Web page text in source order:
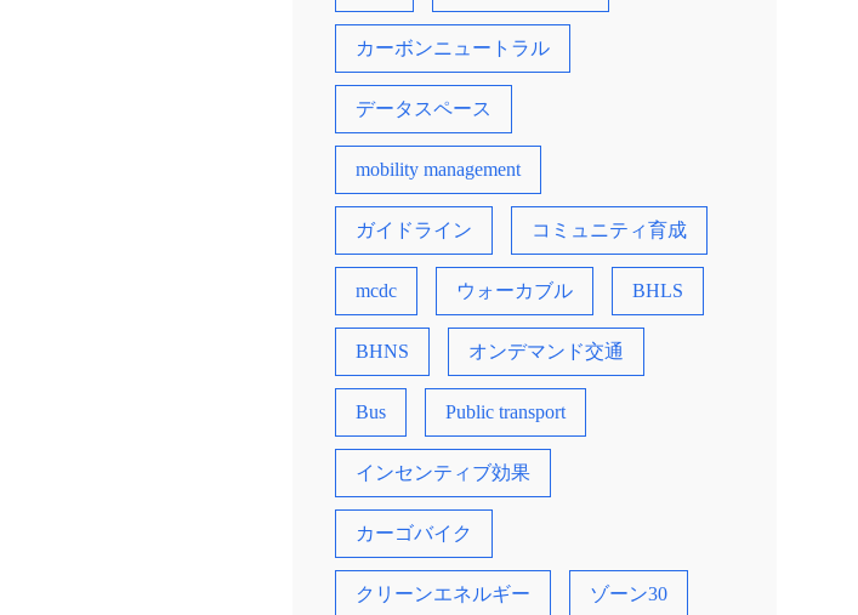
カーボンニュートラル
データスペース
mobility management
ガイドライン コミュニティ育成
mcdc ウォーカブル BHLS
BHNS オンデマンド交通
Bus Public transport
インセンティブ効果
カーゴバイク
クリーンエネルギー ゾーン30